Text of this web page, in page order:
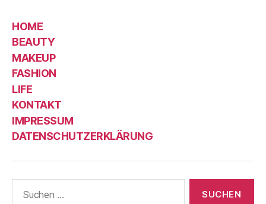
HOME
BEAUTY
MAKEUP
FASHION
LIFE
KONTAKT
IMPRESSUM
DATENSCHUTZERKLÄRUNG
nach: